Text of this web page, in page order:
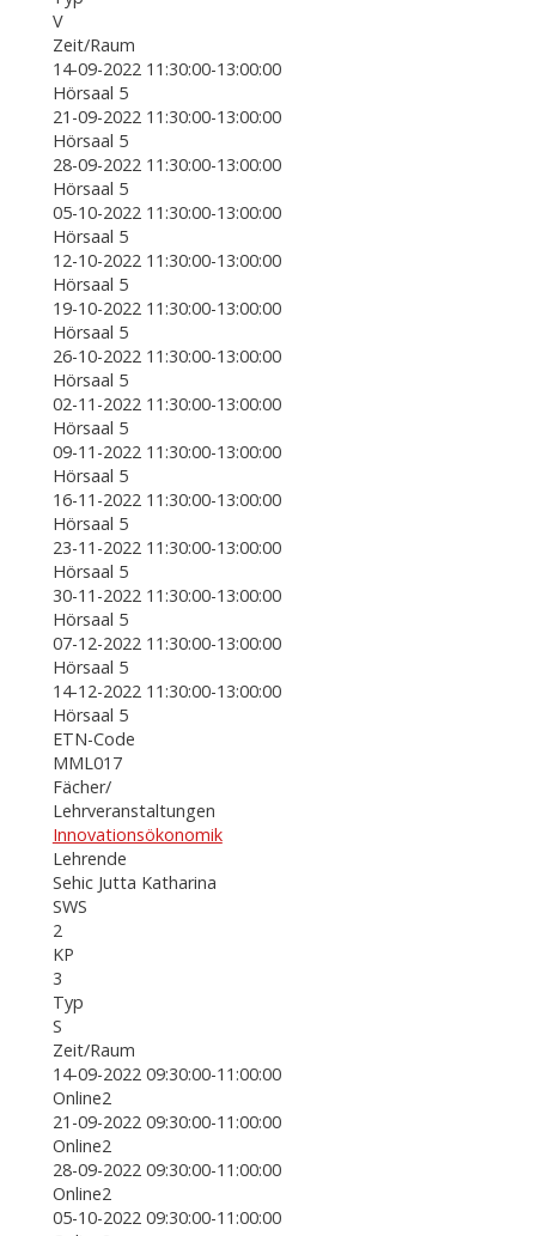
V
Zeit/Raum
14-09-2022 11:30:00-13:00:00
Hörsaal 5
21-09-2022 11:30:00-13:00:00
Hörsaal 5
28-09-2022 11:30:00-13:00:00
Hörsaal 5
05-10-2022 11:30:00-13:00:00
Hörsaal 5
12-10-2022 11:30:00-13:00:00
Hörsaal 5
19-10-2022 11:30:00-13:00:00
Hörsaal 5
26-10-2022 11:30:00-13:00:00
Hörsaal 5
02-11-2022 11:30:00-13:00:00
Hörsaal 5
09-11-2022 11:30:00-13:00:00
Hörsaal 5
16-11-2022 11:30:00-13:00:00
Hörsaal 5
23-11-2022 11:30:00-13:00:00
Hörsaal 5
30-11-2022 11:30:00-13:00:00
Hörsaal 5
07-12-2022 11:30:00-13:00:00
Hörsaal 5
14-12-2022 11:30:00-13:00:00
Hörsaal 5
ETN-Code
MML017
Fächer/
Lehrveranstaltungen
Innovationsökonomik
Lehrende
Sehic Jutta Katharina
SWS
2
KP
3
Typ
S
Zeit/Raum
14-09-2022 09:30:00-11:00:00
Online2
21-09-2022 09:30:00-11:00:00
Online2
28-09-2022 09:30:00-11:00:00
Online2
05-10-2022 09:30:00-11:00:00